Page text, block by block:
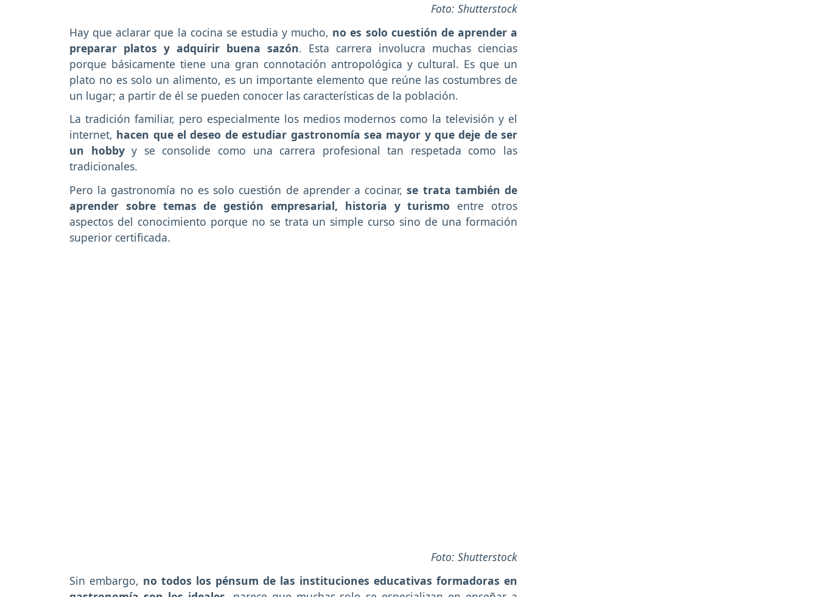
Foto: Shutterstock
Hay que aclarar que la cocina se estudia y mucho, no es solo cuestión de aprender a
preparar platos y adquirir buena sazón. Esta carrera involucra muchas ciencias
porque básicamente tiene una gran connotación antropológica y cultural. Es que un
plato no es solo un alimento, es un importante elemento que reúne las costumbres de
un lugar; a partir de él se pueden conocer las características de la población.
La tradición familiar, pero especialmente los medios modernos como la televisión y el
internet, hacen que el deseo de estudiar gastronomía sea mayor y que deje de ser
un hobbyy se consolide como una carrera profesional tan respetada como las
tradicionales.
Pero la gastronomía no es solo cuestión de aprender a cocinar, se trata también de
aprender sobre temas de gestión empresarial, historia y turismo entre otros
aspectos del conocimiento porque no se trata un simple curso sino de una formación
superior certificada.
Foto: Shutterstock
Sin embargo, no todos los pénsum de las instituciones educativas formadoras en